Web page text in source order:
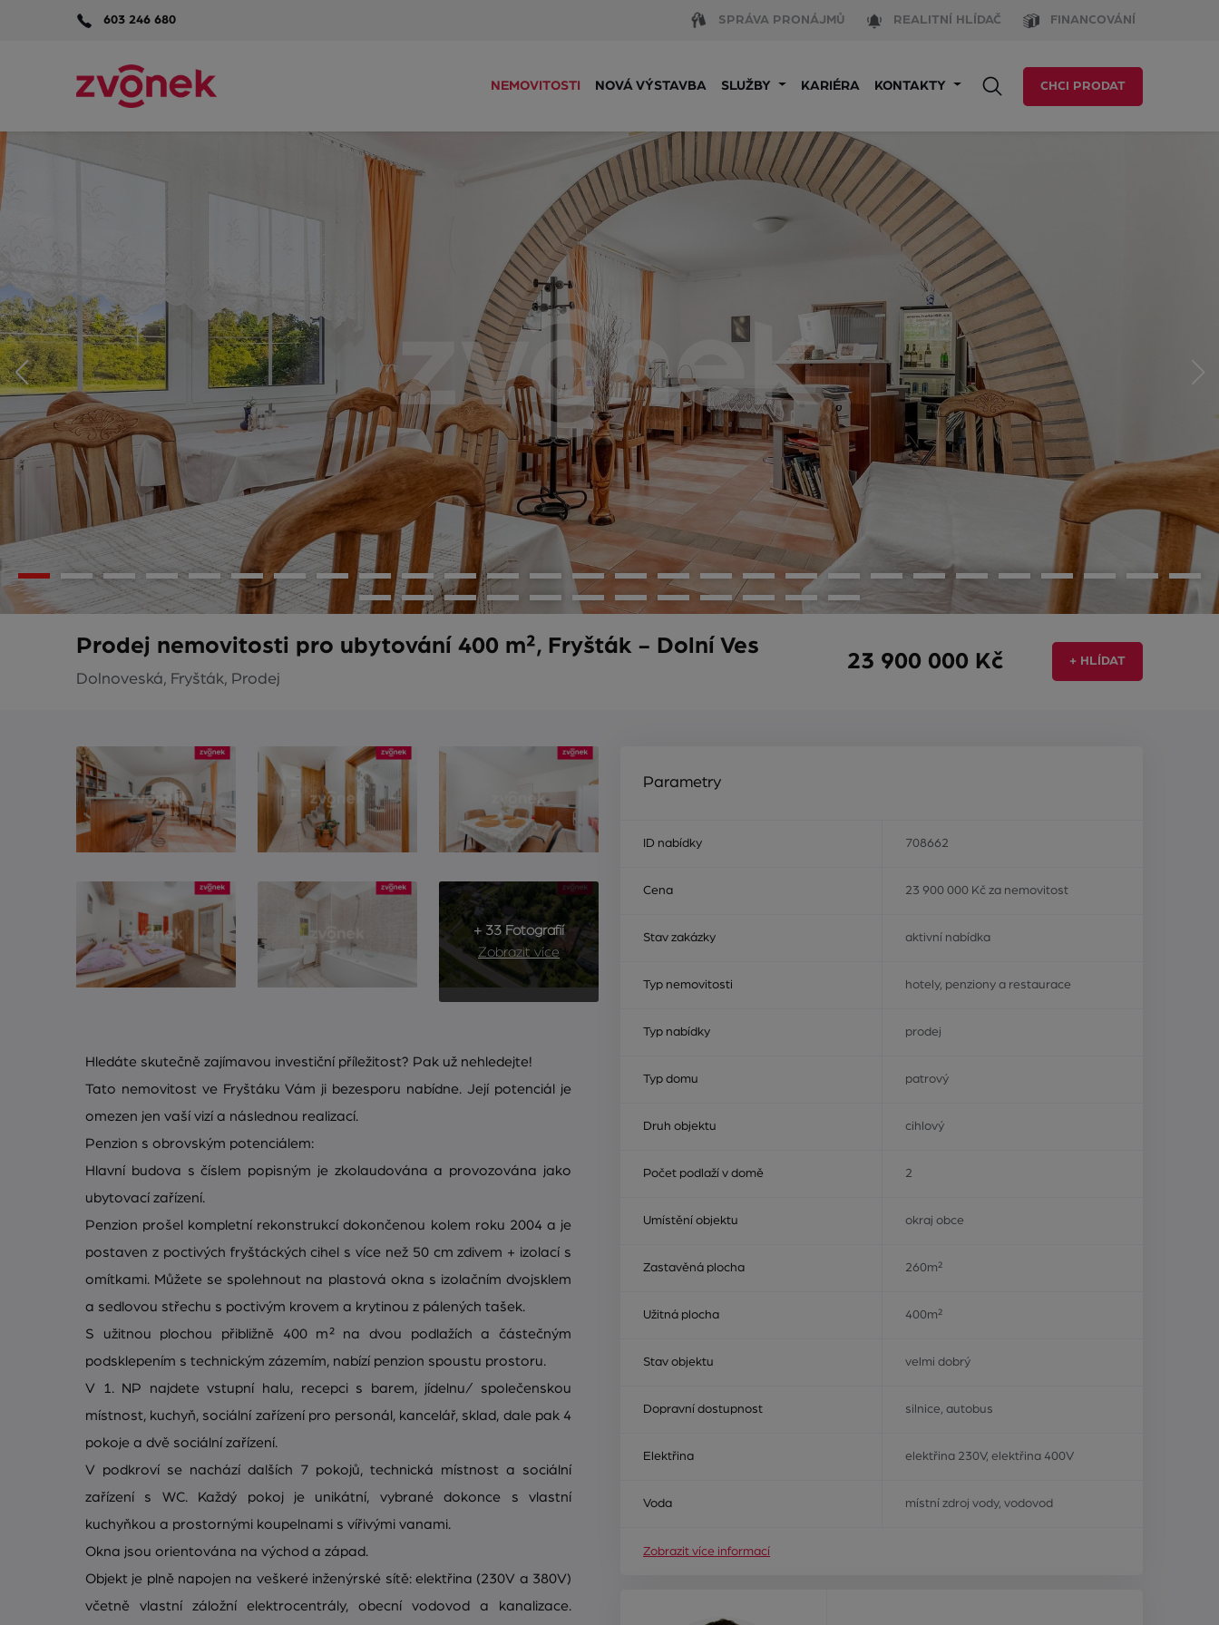
603 246 680 SPRÁVA PRONÁJMŮ REALITNÍ HLÍDAČ FINANCOVÁNÍ
NEMOVITOSTI NOVÁ VÝSTAVBA SLUŽBY KARIÉRA KONTAKTY CHCI PRODAT
Prodej nemovitosti pro ubytování 400 m², Fryšták - Dolní Ves
Dolnoveská, Fryšták, Prodej
23 900 000 Kč + HLÍDAT
+ 33 Fotografií
Zobrazit více
Hledáte skutečně zajímavou investiční příležitost? Pak už nehledejte!
Tato nemovitost ve Fryštáku Vám ji bezesporu nabídne. Její potenciál je
omezen jen vaší vizí a následnou realizací.
Penzion s obrovským potenciálem:
Hlavní budova s číslem popisným je zkolaudována a provozována jako
ubytovací zařízení.
Penzion prošel kompletní rekonstrukcí dokončenou kolem roku 2004 a je
postaven z poctivých fryštáckých cihel s více než 50 cm zdivem + izolací s
omítkami. Můžete se spolehnout na plastová okna s izolačním dvojsklem
a sedlovou střechu s poctivým krovem a krytinou z pálených tašek.
S užitnou plochou přibližně 400 m² na dvou podlažích a částečným
podsklepením s technickým zázemím, nabízí penzion spoustu prostoru.
V 1. NP najdete vstupní halu, recepci s barem, jídelnu/ společenskou
místnost, kuchyň, sociální zařízení pro personál, kancelář, sklad, dale pak 4
pokoje a dvě sociální zařízení.
V podkroví se nachází dalších 7 pokojů, technická místnost a sociální
zařízení s WC. Každý pokoj je unikátní, vybrané dokonce s vlastní
kuchyňkou a prostornými koupelnami s vířivými vanami.
Okna jsou orientována na východ a západ.
Objekt je plně napojen na veškeré inženýrské sítě: elektřina (230V a 380V)
včetně vlastní záložní elektrocentrály, obecní vodovod a kanalizace.
Parametry
ID nabídky 708662
Cena 23 900 000 Kč za nemovitost
Stav zakázky aktivní nabídka
Typ nemovitosti hotely, penziony a restaurace
Typ nabídky prodej
Typ domu patrový
Druh objektu cihlový
Počet podlaží v domě 2
Umístění objektu okraj obce
Zastavěná plocha 260m²
Užitná plocha 400m²
Stav objektu velmi dobrý
Dopravní dostupnost silnice, autobus
Elektřina elektřina 230V, elektřina 400V
Voda místní zdroj vody, vodovod
Zobrazit více informací